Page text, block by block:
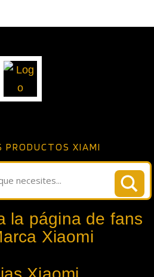
PRODUCTOS XIAMI
la página de fans
Xiaomi